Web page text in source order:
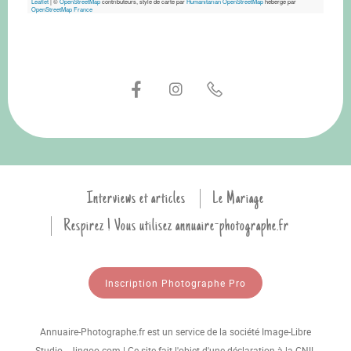
OpenStreetMap France
Interviews et articles
Le Mariage
Respirez ! Vous utilisez annuaire-photographe.fr
Inscription Photographe Pro
Annuaire-Photographe.fr est un service de la société Image-Libre